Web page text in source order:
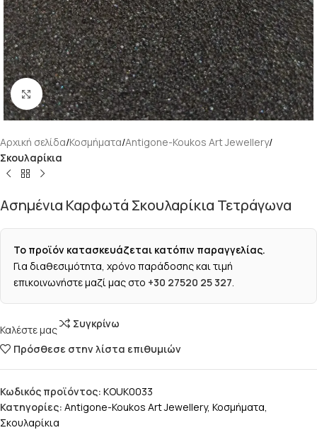
Κάντε κλικ για μεγέθυνση
Αρχική σελίδα Κοσμήματα Antigone-Koukos Art Jewellery
Σκουλαρίκια
Ασημένια Καρφωτά Σκουλαρίκια Τετράγωνα
Το προϊόν κατασκευάζεται κατόπιν παραγγελίας.
Για διαθεσιμότητα, χρόνο παράδοσης και τιμή
επικοινωνήστε μαζί μας στο +30 27520 25 327.
Καλέστε μας
Συγκρίνω
Πρόσθεσε στην λίστα επιθυμιών
Κωδικός προϊόντος: KOUK0033
Κατηγορίες: Antigone-Koukos Art Jewellery, Κοσμήματα,
Σκουλαρίκια